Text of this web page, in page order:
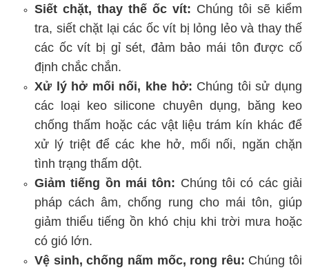
Siết chặt, thay thế ốc vít: Chúng tôi sẽ kiểm
tra, siết chặt lại các ốc vít bị lỏng lẻo và thay thế
các ốc vít bị gỉ sét, đảm bảo mái tôn được cố
định chắc chắn.
Xử lý hở mối nối, khe hở: Chúng tôi sử dụng
các loại keo silicone chuyên dụng, băng keo
chống thấm hoặc các vật liệu trám kín khác để
xử lý triệt để các khe hở, mối nối, ngăn chặn
tình trạng thấm dột.
Giảm tiếng ồn mái tôn: Chúng tôi có các giải
pháp cách âm, chống rung cho mái tôn, giúp
giảm thiểu tiếng ồn khó chịu khi trời mưa hoặc
có gió lớn.
Vệ sinh, chống nấm mốc, rong rêu: Chúng tôi